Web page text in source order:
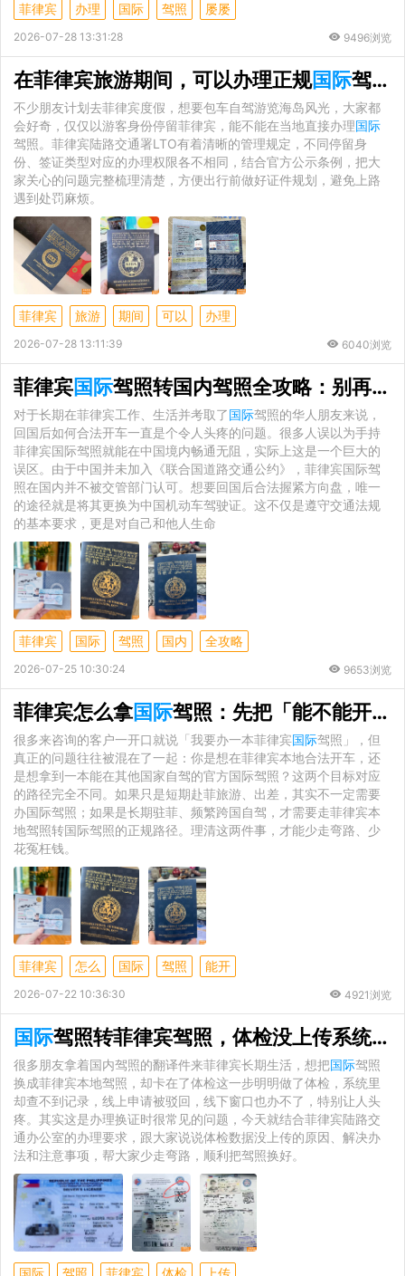
菲律宾 办理 国际 驾照 屡屡
2026-07-28 13:31:28 9496浏览
在菲律宾旅游期间，可以办理正规国际驾照吗？官方政策详细解读
不少朋友计划去菲律宾度假，想要包车自驾游览海岛风光，大家都
会好奇，仅仅以游客身份停留菲律宾，能不能在当地直接办理国际
驾照。菲律宾陆路交通署LTO有着清晰的管理规定，不同停留身
份、签证类型对应的办理权限各不相同，结合官方公示条例，把大
家关心的问题完整梳理清楚，方便出行前做好证件规划，避免上路
遇到处罚麻烦。
菲律宾 旅游 期间 可以 办理
2026-07-28 13:11:39 6040浏览
菲律宾国际驾照转国内驾照全攻略：别再冒险无证驾驶，一文读懂换领全流程
对于长期在菲律宾工作、生活并考取了国际驾照的华人朋友来说，
回国后如何合法开车一直是个令人头疼的问题。很多人误以为手持
菲律宾国际驾照就能在中国境内畅通无阻，实际上这是一个巨大的
误区。由于中国并未加入《联合国道路交通公约》，菲律宾国际驾
照在国内并不被交管部门认可。想要回国后合法握紧方向盘，唯一
的途径就是将其更换为中国机动车驾驶证。这不仅是遵守交通法规
的基本要求，更是对自己和他人生命
菲律宾 国际 驾照 国内 全攻略
2026-07-25 10:30:24 9653浏览
菲律宾怎么拿国际驾照：先把「能不能开」和「怎么拿」分清
很多来咨询的客户一开口就说「我要办一本菲律宾国际驾照」，但
真正的问题往往被混在了一起：你是想在菲律宾本地合法开车，还
是想拿到一本能在其他国家自驾的官方国际驾照？这两个目标对应
的路径完全不同。如果只是短期赴菲旅游、出差，其实不一定需要
办国际驾照；如果是长期驻菲、频繁跨国自驾，才需要走菲律宾本
地驾照转国际驾照的正规路径。理清这两件事，才能少走弯路、少
花冤枉钱。
菲律宾 怎么 国际 驾照 能开
2026-07-22 10:36:30 4921浏览
国际驾照转菲律宾驾照，体检没上传系统怎么解决
很多朋友拿着国内驾照的翻译件来菲律宾长期生活，想把国际驾照
换成菲律宾本地驾照，却卡在了体检这一步明明做了体检，系统里
却查不到记录，线上申请被驳回，线下窗口也办不了，特别让人头
疼。其实这是办理换证时很常见的问题，今天就结合菲律宾陆路交
通办公室的办理要求，跟大家说说体检数据没上传的原因、解决办
法和注意事项，帮大家少走弯路，顺利把驾照换好。
国际 驾照 菲律宾 体检 上传